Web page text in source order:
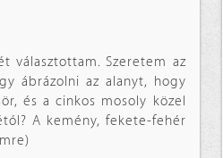
választottam. Szeretem az
ábrázolni az alanyt, hogy
és a cinkos mosoly közel
A kemény, fekete-fehér